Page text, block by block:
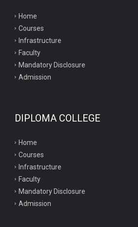
Home
Courses
Infrastructure
Faculty
Mandatory Disclosure
Admission
DIPLOMA COLLEGE
Home
Courses
Infrastructure
Faculty
Mandatory Disclosure
Admission